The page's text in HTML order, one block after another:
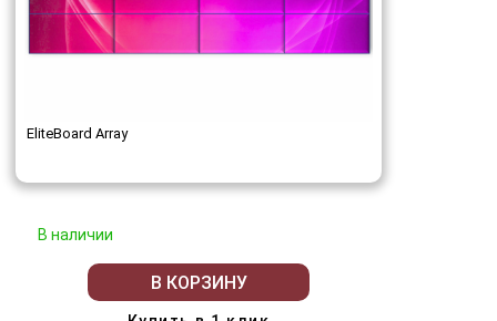
EliteBoard Array
В наличии
В КОРЗИНУ